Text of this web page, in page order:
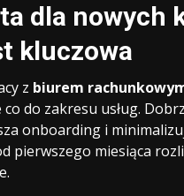
dla nowych
kluczowa
z biurem
do zakresu usług.
onboarding i
pierwszego miesiąca